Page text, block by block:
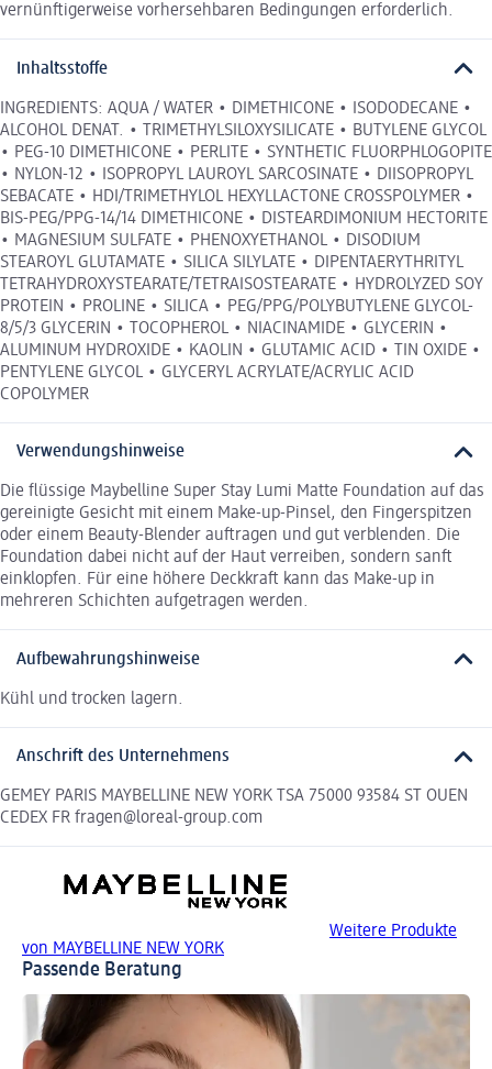
vernünftigerweise vorhersehbaren Bedingungen erforderlich.
Inhaltsstoffe
INGREDIENTS: AQUA / WATER • DIMETHICONE • ISODODECANE •
ALCOHOL DENAT. • TRIMETHYLSILOXYSILICATE • BUTYLENE GLYCOL
• PEG-10 DIMETHICONE • PERLITE • SYNTHETIC FLUORPHLOGOPITE
• NYLON-12 • ISOPROPYL LAUROYL SARCOSINATE • DIISOPROPYL
SEBACATE • HDI/TRIMETHYLOL HEXYLLACTONE CROSSPOLYMER •
BIS-PEG/PPG-14/14 DIMETHICONE • DISTEARDIMONIUM HECTORITE
• MAGNESIUM SULFATE • PHENOXYETHANOL • DISODIUM
STEAROYL GLUTAMATE • SILICA SILYLATE • DIPENTAERYTHRITYL
TETRAHYDROXYSTEARATE/TETRAISOSTEARATE • HYDROLYZED SOY
PROTEIN • PROLINE • SILICA • PEG/PPG/POLYBUTYLENE GLYCOL-
8/5/3 GLYCERIN • TOCOPHEROL • NIACINAMIDE • GLYCERIN •
ALUMINUM HYDROXIDE • KAOLIN • GLUTAMIC ACID • TIN OXIDE •
PENTYLENE GLYCOL • GLYCERYL ACRYLATE/ACRYLIC ACID
COPOLYMER
Verwendungshinweise
Die flüssige Maybelline Super Stay Lumi Matte Foundation auf das
gereinigte Gesicht mit einem Make-up-Pinsel, den Fingerspitzen
oder einem Beauty-Blender auftragen und gut verblenden. Die
Foundation dabei nicht auf der Haut verreiben, sondern sanft
einklopfen. Für eine höhere Deckkraft kann das Make-up in
mehreren Schichten aufgetragen werden.
Aufbewahrungshinweise
Kühl und trocken lagern.
Anschrift des Unternehmens
GEMEY PARIS MAYBELLINE NEW YORK TSA 75000 93584 ST OUEN
CEDEX FR fragen@loreal-group.com
Weitere Produkte
von MAYBELLINE NEW YORK
Passende Beratung